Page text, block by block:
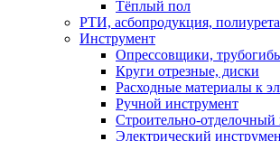
Тёплый пол
РТИ, асбопродукция,
Инструмент
Опрессовщики,
Круги отрезные, диски
Расходные материалы к
Ручной инструмент
Строительно-отделочный
Электрический